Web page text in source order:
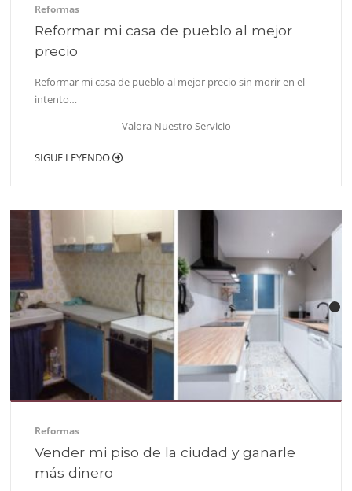
Reformas
Reformar mi casa de pueblo al mejor
precio
Reformar mi casa de pueblo al mejor precio sin morir en el
intento…
Valora Nuestro Servicio
SIGUE LEYENDO
Reformas
Vender mi piso de la ciudad y ganarle
más dinero